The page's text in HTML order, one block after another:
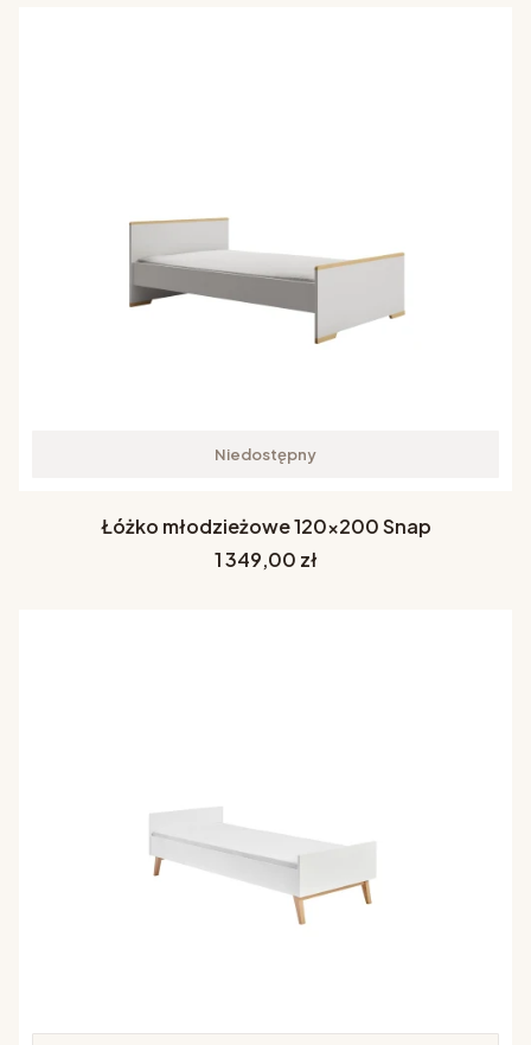
Niedostępny
Łóżko młodzieżowe 120x200 Snap
Cena
1 349,00 zł